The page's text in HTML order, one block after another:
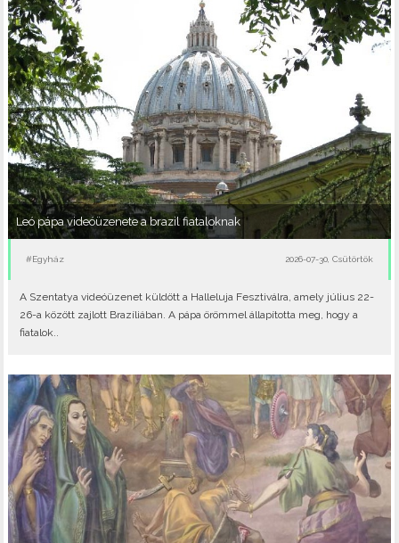
Leó pápa videóüzenete a brazil fiataloknak
#Egyház 2026-07-30, Csütörtök
A Szentatya videóüzenet küldött a Halleluja Fesztiválra, amely július 22-
26-a között zajlott Brazíliában. A pápa örömmel állapította meg, hogy a
fiatalok..